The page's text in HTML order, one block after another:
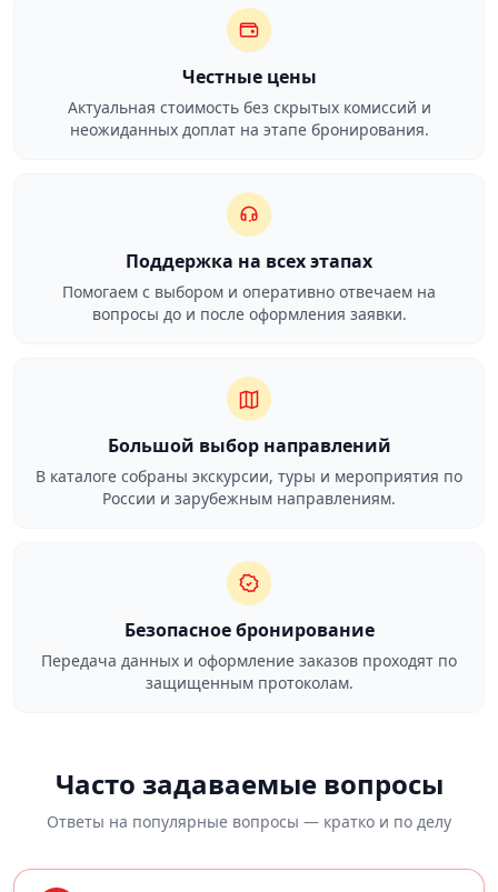
Честные цены
Актуальная стоимость без скрытых комиссий и
неожиданных доплат на этапе бронирования.
Поддержка на всех этапах
Помогаем с выбором и оперативно отвечаем на
вопросы до и после оформления заявки.
Большой выбор направлений
В каталоге собраны экскурсии, туры и мероприятия по
России и зарубежным направлениям.
Безопасное бронирование
Передача данных и оформление заказов проходят по
защищенным протоколам.
Часто задаваемые вопросы
Ответы на популярные вопросы — кратко и по делу